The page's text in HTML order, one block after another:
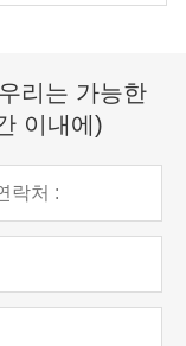
리는 가능한
이내에)